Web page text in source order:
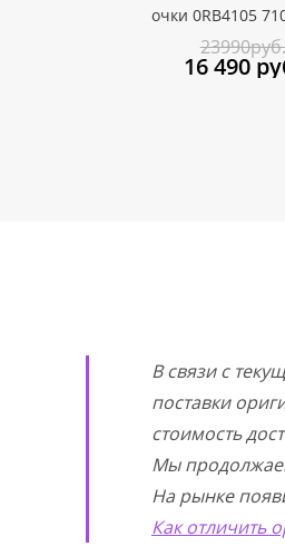
ПРИВЕЗТИ ПОД
очки 0RB4105
23990руб.
16 490
В связи с
поставки
стоимость
Мы
На рынке
Как отличить